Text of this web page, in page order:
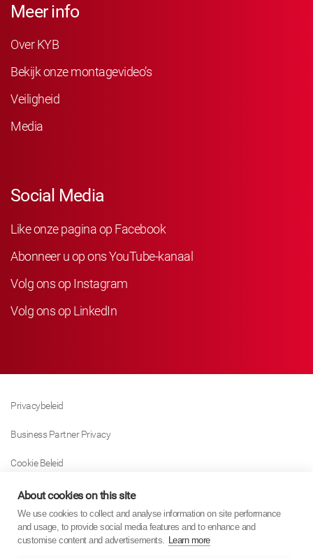
Meer info
Over KYB
Bekijk onze montagevideo’s
Veiligheid
Media
Social Media
Like onze pagina op Facebook
Abonneer u op ons YouTube-kanaal
Volg ons op Instagram
Volg ons op LinkedIn
Privacybeleid
Business Partner Privacy
Cookie Beleid
Modern Slavery Act Policy
Tax Strategy
About cookies on this site
We use cookies to collect and analyse information on site performance
and usage, to provide social media features and to enhance and
customise content and advertisements. Learn more